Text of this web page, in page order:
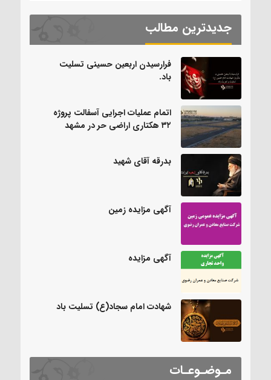
جدیدترین مطالب
فرارسیدن اربعین حسینی تسلیت
باد.
اتمام عملیات اجرایی آسفالت پروژه
۳۲ هکتاری اراضی حر در مشهد
بدرقه آقای شهید
آگهی مزایده زمین
آگهی مزایده
شهادت امام سجاد(ع) تسلیت باد
مـوضـوعـات